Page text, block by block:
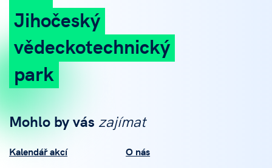
Jihočeský
vědeckotechnický
park
Mohlo by vás zajímat
Kalendář akcí
O nás